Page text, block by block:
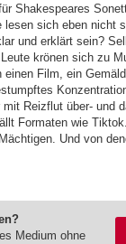
Shakespeares
sich eben nicht
und erklärt sein?
krönen sich zu
Film, ein
Reizflut über- und
Formaten wie
Und von
Medium ohne